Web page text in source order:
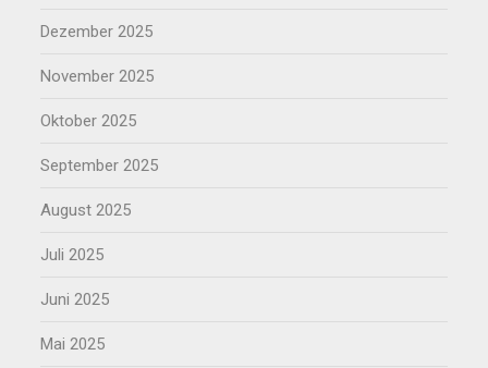
Dezember 2025
November 2025
Oktober 2025
September 2025
August 2025
Juli 2025
Juni 2025
Mai 2025